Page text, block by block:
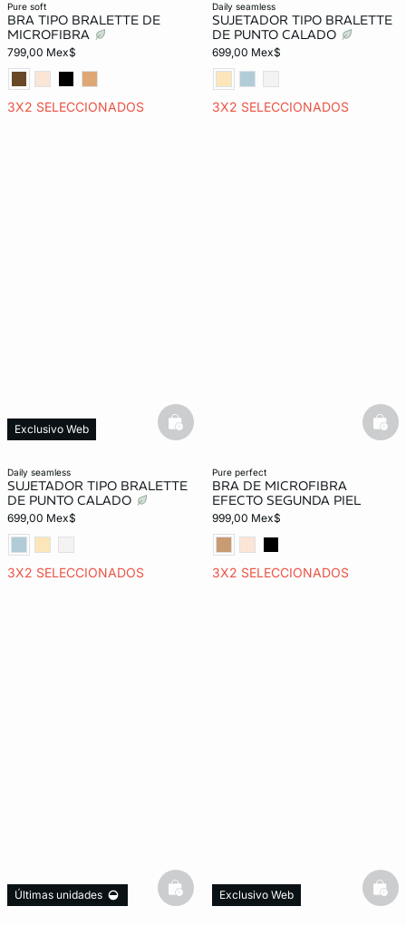
pure soft
BRA TIPO BRALETTE DE
MICROFIBRA
799,00 Mex$
3X2 SELECCIONADOS
daily seamless
SUJETADOR TIPO BRALETTE
DE PUNTO CALADO
699,00 Mex$
3X2 SELECCIONADOS
daily seamless
SUJETADOR TIPO BRALETTE
DE PUNTO CALADO
699,00 Mex$
3X2 SELECCIONADOS
Exclusivo Web basketfull
pure perfect
BRA DE MICROFIBRA
EFECTO SEGUNDA PIEL
999,00 Mex$
3X2 SELECCIONADOS
Últimas unidades basketfullExclusivo Web